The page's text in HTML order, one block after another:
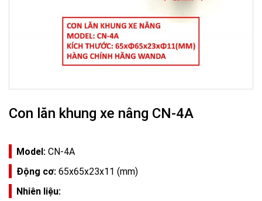
Con lăn khung xe nâng CN-4A
Model: CN-4A
Động cơ: 65x65x23x11 (mm)
Nhiên liệu: